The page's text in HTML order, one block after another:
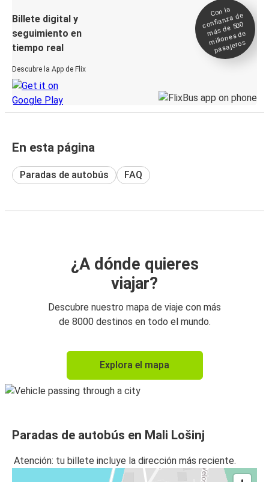
Billete digital y
seguimiento en
tiempo real
Descubre la App de Flix
Con la
confianza de
más de 500
millones de
pasajeros
En esta página
Paradas de autobús FAQ
¿A dónde quieres
viajar?
Descubre nuestro mapa de viaje con más
de 8000 destinos en todo el mundo.
Explora el mapa
Paradas de autobús en Mali Lošinj
Atención: tu billete incluye la dirección más reciente.